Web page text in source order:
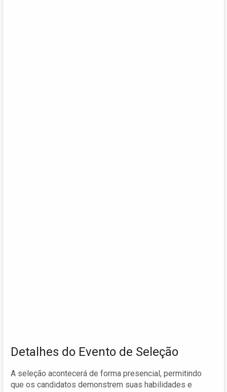
Detalhes do Evento de Seleção
A seleção acontecerá de forma presencial, permitindo
que os candidatos demonstrem suas habilidades e